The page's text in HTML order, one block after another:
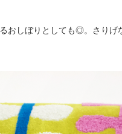
おしぼりとしても◎。さりげ